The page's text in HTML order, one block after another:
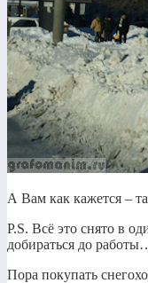
А Вам как кажется –
P.S. Всё это снято в
добираться до
Пора покупать